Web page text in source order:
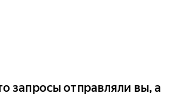
запросы отправляли вы, а